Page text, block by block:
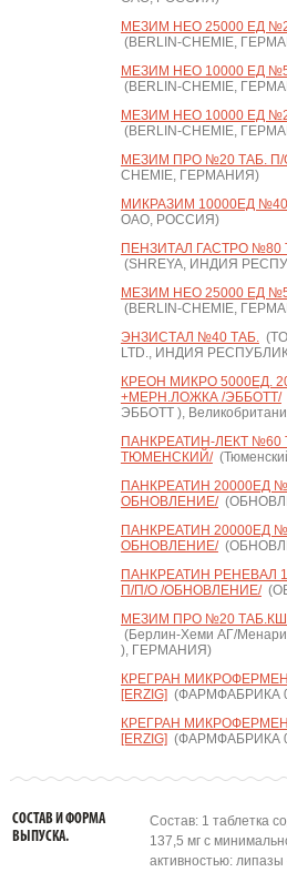
МЕЗИМ НЕО 25000 ЕД
(BERLIN-CHEMIE,
МЕЗИМ НЕО 10000 ЕД
(BERLIN-CHEMIE,
МЕЗИМ НЕО 10000 ЕД
(BERLIN-CHEMIE,
МЕЗИМ ПРО №20 ТАБ.
CHEMIE, ГЕРМАНИЯ)
МИКРАЗИМ 10000ЕД
ОАО, РОССИЯ)
ПЕНЗИТАЛ ГАСТРО
(SHREYA, ИНДИЯ
МЕЗИМ НЕО 25000 ЕД
(BERLIN-CHEMIE,
ЭНЗИСТАЛ №40 ТАБ.
LTD., ИНДИЯ
КРЕОН МИКРО 5000ЕД.
+МЕРН.ЛОЖКА /ЭББОТТ/
ЭББОТТ ),
ПАНКРЕАТИН-ЛЕКТ №60
ТЮМЕНСКИЙ/
ПАНКРЕАТИН 20000ЕД
ОБНОВЛЕНИЕ/
ПАНКРЕАТИН 20000ЕД
ОБНОВЛЕНИЕ/
ПАНКРЕАТИН РЕНЕВАЛ
П/П/О /ОБНОВЛЕНИЕ/
МЕЗИМ ПРО №20
(Берлин-Хеми АГ/
), ГЕРМАНИЯ)
КРЕГРАН
[ERZIG] (ФАРМФАБРИКА
КРЕГРАН
[ERZIG] (ФАРМФАБРИКА
СОСТАВ И ФОРМА
ВЫПУСКА.
Состав: 1 таблетка
137,5 мг с
активностью: